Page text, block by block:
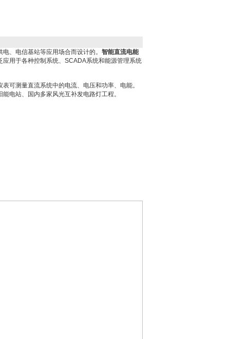
、电信基站等应用场合而设计的。 智能直流电能
用于各种控制系统、SCADA系统和能源管理系统
可测量直流系统中的电流、电压和功率、电能。
电站、国内多家风光互补发电路灯工程。